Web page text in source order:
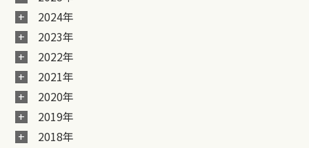
2024年
2023年
2022年
2021年
2020年
2019年
2018年